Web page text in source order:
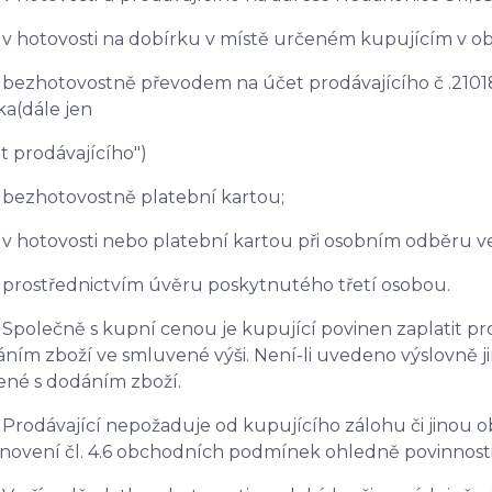
na dobírku v místě určeném kupujícím v
převodem na účet prodávajícího č
jen
prodávajícího")
platební kartou;
nebo platební kartou při osobním odběru ve
úvěru poskytnutého třetí osobou.
s kupní cenou je kupující povinen zaplatit
zboží ve smluvené výši. Není-li uvedeno výslovně
s dodáním zboží.
nepožaduje od kupujícího zálohu či jinou
čl. 4.6 obchodních podmínek ohledně